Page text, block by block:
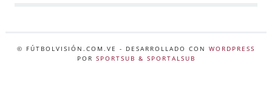
© FÚTBOLVISIÓN.COM.VE - DESARROLLADO CON WORDPRESS
POR SPORTSUB & SPORTALSUB